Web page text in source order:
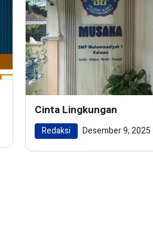
Cinta Lingkungan
Redaksi Desember 9, 2025